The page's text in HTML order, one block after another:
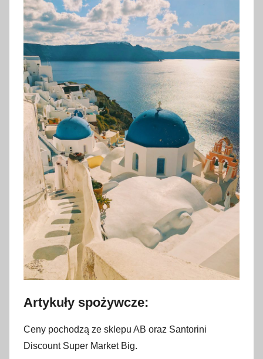
Artykuły spożywcze:
Ceny pochodzą ze sklepu AB oraz Santorini
Discount Super Market Big.